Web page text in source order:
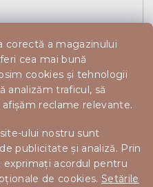
corectă a magazinului
cea mai bună
cookies și tehnologii
analizăm traficul, să
reclame relevante.
ului nostru sunt
publicitate și analiză. Prin
exprimați acordul pentru
de cookies. Setările